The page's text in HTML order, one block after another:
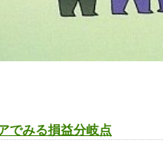
でみる損益分岐点